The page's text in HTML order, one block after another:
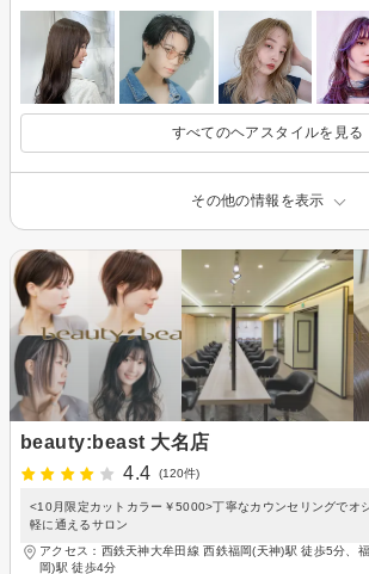
すべてのヘアスタイルを見る
その他の情報を表示
beauty:beast 大名店
4.4
(120件)
<10月限定カットカラー￥5000>丁寧なカウンセリングでオ
軽に通えるサロン
アクセス：西鉄天神大牟田線 西鉄福岡(天神)駅 徒歩5分、
岡)駅 徒歩4分